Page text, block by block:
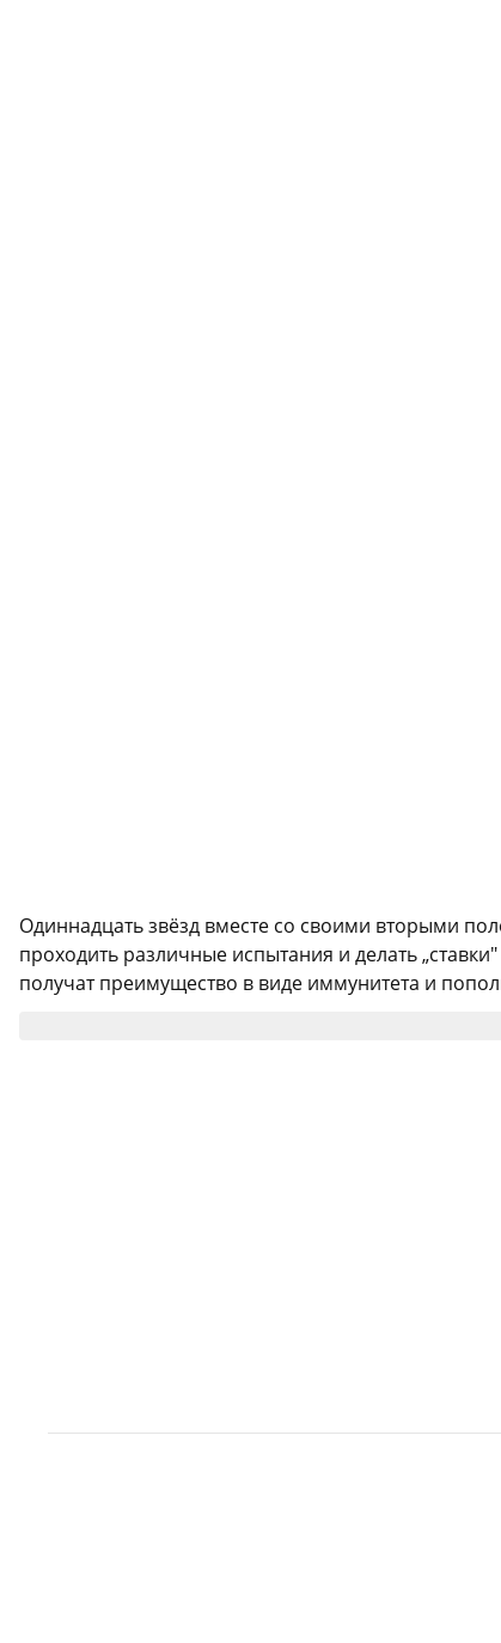
Одиннадцать звёзд вместе со своими вторыми
проходить различные испытания и делать
получат преимущество в виде иммунитета и